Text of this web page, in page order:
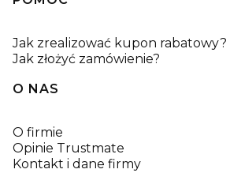
Jak zrealizować kupon rabatowy?
Jak złożyć zamówienie?
O NAS
O firmie
Opinie Trustmate
Kontakt i dane firmy